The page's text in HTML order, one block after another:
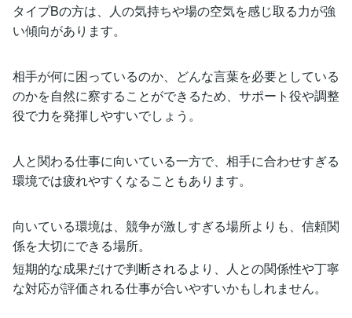
タイプBの方は、人の気持ちや場の空気を感じ取る力が強
い傾向があります。
相手が何に困っているのか、どんな言葉を必要としている
のかを自然に察することができるため、サポート役や調整
役で力を発揮しやすいでしょう。
人と関わる仕事に向いている一方で、相手に合わせすぎる
環境では疲れやすくなることもあります。
向いている環境は、競争が激しすぎる場所よりも、信頼関
係を大切にできる場所。
短期的な成果だけで判断されるより、人との関係性や丁寧
な対応が評価される仕事が合いやすいかもしれません。